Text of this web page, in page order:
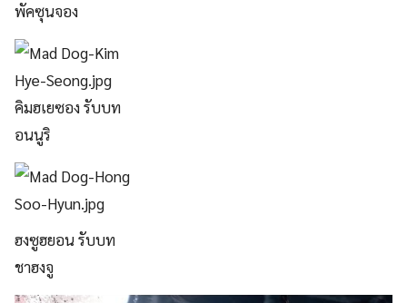
พัคซุนจอง
คิมฮเยซอง รับบท
อนนูริ
ฮงซูฮยอน รับบท
ชาฮงจู